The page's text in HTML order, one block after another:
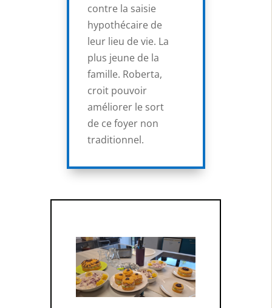
contre la saisie
hypothécaire de
leur lieu de vie. La
plus jeune de la
famille. Roberta,
croit pouvoir
améliorer le sort
de ce foyer non
traditionnel.